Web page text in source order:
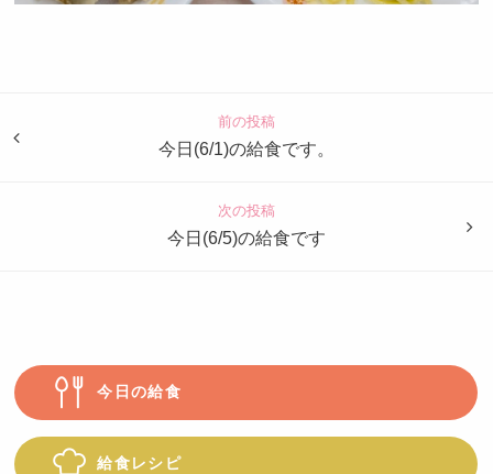
も
前の投稿
今日(6/1)の給食です。
次の投稿
今日(6/5)の給食です
今日の給食
給食レシピ